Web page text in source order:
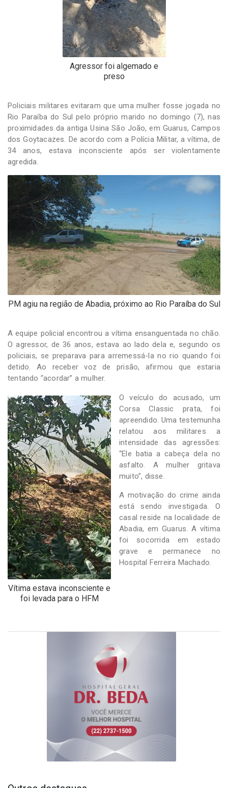
Agressor foi algemado e
preso
Policiais militares evitaram que uma mulher fosse jogada no
Rio Paraíba do Sul pelo próprio marido no domingo (7), nas
proximidades da antiga Usina São João, em Guarus, Campos
dos Goytacazes. De acordo com a Polícia Militar, a vítima, de
34 anos, estava inconsciente após ser violentamente
agredida.
PM agiu na região de Abadia, próximo ao Rio Paraíba do Sul
A equipe policial encontrou a vítima ensanguentada no chão.
O agressor, de 36 anos, estava ao lado dela e, segundo os
policiais, se preparava para arremessá-la no rio quando foi
detido. Ao receber voz de prisão, afirmou que estaria
tentando “acordar” a mulher.
Vítima estava inconsciente e
foi levada para o HFM
O veículo do acusado, um
Corsa Classic prata, foi
apreendido. Uma testemunha
relatou aos militares a
intensidade das agressões:
“Ele batia a cabeça dela no
asfalto. A mulher gritava
muito”, disse.
A motivação do crime ainda
está sendo investigada. O
casal reside na localidade de
Abadia, em Guarus. A vítima
foi socorrida em estado
grave e permanece no
Hospital Ferreira Machado.